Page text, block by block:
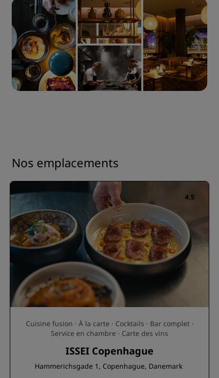
Nos emplacements
4.5
Cuisine fusion · À la carte · Cocktails · Bar complet ·
Service en chambre · Carte des vins
ISSEI Copenhague
Hammerichsgade 1, Copenhague, Danemark